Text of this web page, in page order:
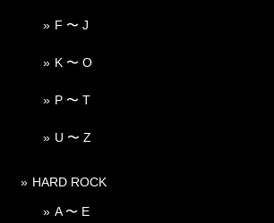
F 〜 J
K 〜 O
P 〜 T
U 〜 Z
HARD ROCK
A 〜 E